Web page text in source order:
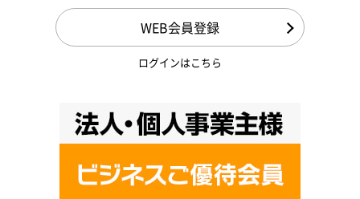
WEB会員登録
ログインはこちら